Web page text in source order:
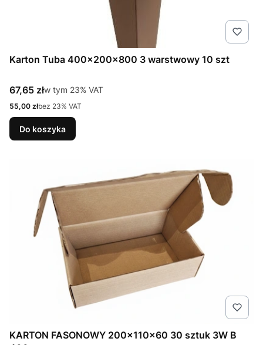
Karton Tuba 400x200x800 3 warstwowy 10 szt
Cena brutto
67,65 złw tym %s VAT
w tym 23% VAT
Cena netto
55,00 złbez 23% VAT
Do koszyka
KARTON FASONOWY 200x110x60 30 sztuk 3W B